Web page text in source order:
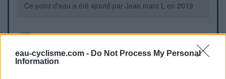
eau-cyclisme.com - Do Not Process My Personal
Information
Ce point d'eau a été ajouté par Jean marc L en 2019
Toilettes situées à gauche de la caserne des pompiers et